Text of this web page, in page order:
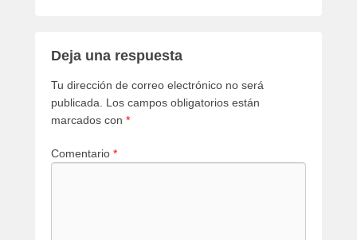
Deja una respuesta
Tu dirección de correo electrónico no será
publicada. Los campos obligatorios están
marcados con *
Comentario *